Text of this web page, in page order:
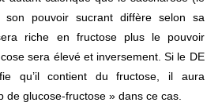
pouvoir sucrant diffère selon sa
riche en fructose plus le pouvoir
sera élevé et inversement. Si le DE
qu’il contient du fructose, il aura
de glucose-fructose » dans ce cas.